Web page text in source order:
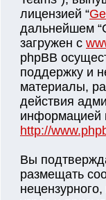
лицензией “
дальнейшем
загружен с
phpBB
поддержку и
материалы,
действия
информацией
http://
Вы
размещать